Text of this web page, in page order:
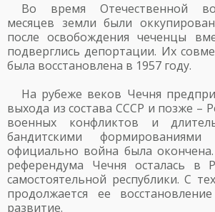
Во время Отечественной
месяцев земли были
после освобождения чеченцы
подверглись депортации. Их
была восстановлена в 1957 году.
На рубеже веков Чечня
выхода из состава СССР и позже –
военных конфликтов и
бандитскими
официально война была
референдума Чечня осталась в
самостоятельной республики. С
продолжается ее
развитие.